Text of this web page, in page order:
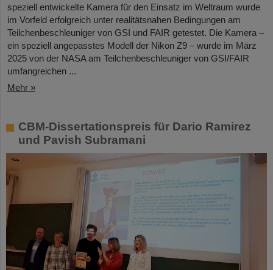
speziell entwickelte Kamera für den Einsatz im Weltraum wurde
im Vorfeld erfolgreich unter realitätsnahen Bedingungen am
Teilchenbeschleuniger von GSI und FAIR getestet. Die Kamera –
ein speziell angepasstes Modell der Nikon Z9 – wurde im März
2025 von der NASA am Teilchenbeschleuniger von GSI/FAIR
umfangreichen ...
Mehr »
CBM-Dissertationspreis für Dario Ramirez
und Pavish Subramani